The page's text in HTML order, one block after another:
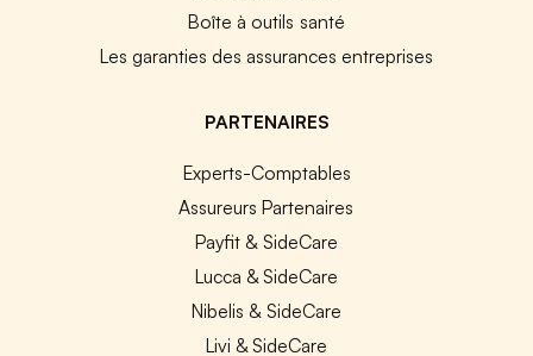
Boîte à outils santé
Les garanties des assurances entreprises
PARTENAIRES
Experts-Comptables
Assureurs Partenaires
Payfit & SideCare
Lucca & SideCare
Nibelis & SideCare
Livi & SideCare